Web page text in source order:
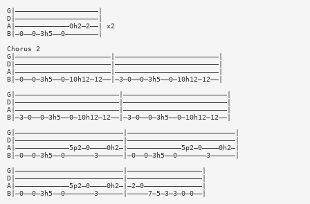
G|————————————————————|
D|————————————————————|
A|—————————————0h2—2——| x2
B|—0——0—3h5——0————————|
Chorus 2
G|———————————————————————|—————————————————————————|
D|———————————————————————|—————————————————————————|
A|———————————————————————|—————————————————————————|
B|—0——0—3h5——0—10h12—12——|—3—0——0—3h5——0—10h12—12——|
G|—————————————————————————|—————————————————————————|
D|—————————————————————————|—————————————————————————|
A|—————————————————————————|—————————————————————————|
B|—3—0——0—3h5——0—10h12—12——|—3—0——0—3h5——0—10h12—12——|
G|——————————————————————————|——————————————————————————|
D|——————————————————————————|——————————————————————————|
A|—————————————5p2—0————0h2—|—————————————5p2—0————0h2—|
B|—0——0—3h5——0———————3——————|—0——0—3h5——0———————3——————|
G|——————————————————————————|——————————————————|
D|——————————————————————————|——————————————————|
A|—————————————5p2—0————0h2—|—2—0——————————————|
B|—0——0—3h5——0———————3——————|—————7—5—3—3—0—0——|